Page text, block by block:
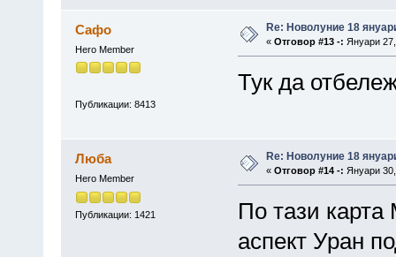
Сафо
Hero Member
Публикации: 8413
Re: Новолуние 18
« Отговор #13 -: Януари
Тук да
Люба
Hero Member
Публикации: 1421
Re: Новолуние 18
« Отговор #14 -: Януари
По тази
аспект Уран